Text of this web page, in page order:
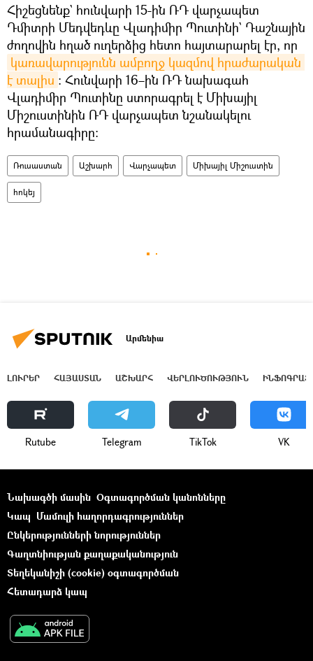
Հիշեցնենք` հունվարի 15-ին ՌԴ վարչապետ
Դմիտրի Մեդվեդևը Վլադիմիր Պուտինի` Դաշնային
ժողովին հղած ուղերձից հետո հայտարարել էր, որ
կառավարությունն ամբողջ կազմով հրաժարական
է տալիս : Հունվարի 16–ին ՌԴ նախագահ
Վլադիմիր Պուտինը ստորագրել է Միխայիլ
Միշուստինին ՌԴ վարչապետ նշանակելու
հրամանագիրը։
Ռուսաստան Աշխարհ Վարչապետ Միխայիլ Միշուստին
հոկեյ
Արմենիա
ԼՈՒՐԵՐ ՀԱՅԱՍՏԱՆ ԱՇԽԱՐՀ ՎԵՐԼՈՒԾՈՒԹՅՈՒՆ
Rutube Telegram ТikТоk VK
Նախագծի մասին Օգտագործման կանոնները
Կապ Մամուլի հաղորդագրություններ
Ընկերությունների նորություններ
Գաղտնիության քաղաքականություն
Տեղեկանիշի (cookie) օգտագործման
Հետադարձ կապ